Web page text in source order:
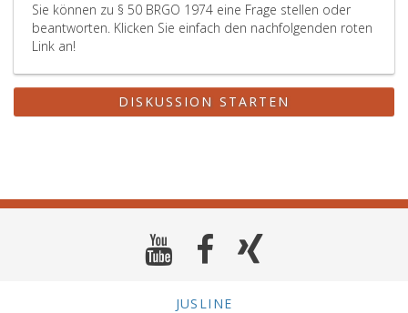
Sie können zu § 50 BRGO 1974 eine Frage stellen oder
beantworten. Klicken Sie einfach den nachfolgenden roten
Link an!
DISKUSSION STARTEN
JUSLINE